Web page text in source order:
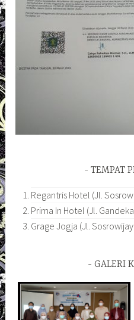
TEMPAT
Regantris Hotel (Jl.
Prima In Hotel (Jl.
Grage Jogja (Jl.
GALERI